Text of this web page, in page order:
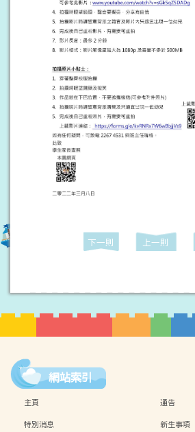
下一則 上一則
網站索引
主頁
通告
特別消息
新生事項